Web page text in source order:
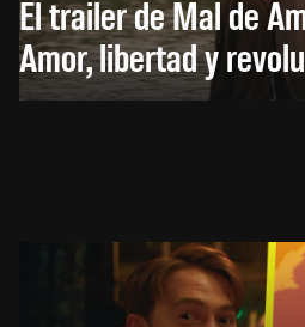
El trailer de Mal de
Amor, libertad y